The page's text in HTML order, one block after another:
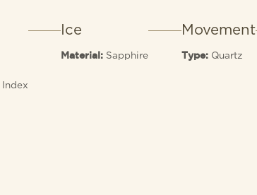
Index
Ice
Material: Sapphire
Movement
Type: Quartz